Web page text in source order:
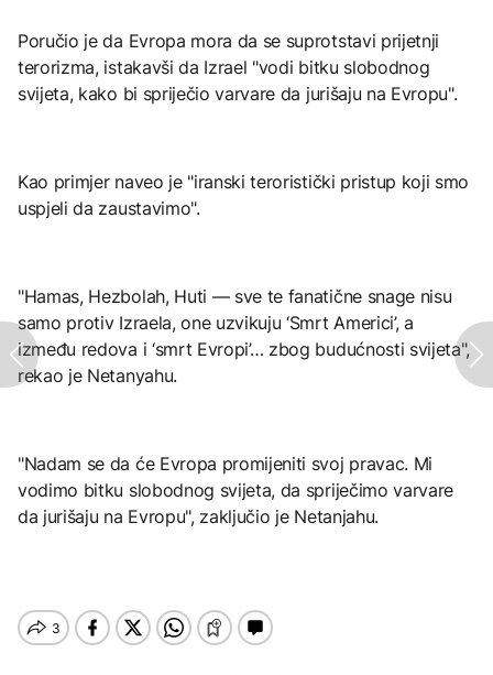
Poručio je da Evropa mora da se suprotstavi prijetnji
terorizma, istakavši da Izrael "vodi bitku slobodnog
svijeta, kako bi spriječio varvare da jurišaju na Evropu".
Kao primjer naveo je "iranski teroristički pristup koji smo
uspjeli da zaustavimo".
"Hamas, Hezbolah, Huti — sve te fanatične snage nisu
samo protiv Izraela, one uzvikuju ‘Smrt Americi’, a
između redova i ‘smrt Evropi’… zbog budućnosti svijeta",
rekao je Netanyahu.
"Nadam se da će Evropa promijeniti svoj pravac. Mi
vodimo bitku slobodnog svijeta, da spriječimo varvare
da jurišaju na Evropu", zaključio je Netanjahu.